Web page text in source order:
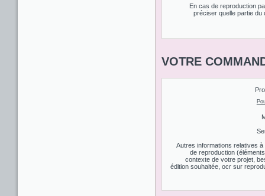
En cas de reproduction
préciser quelle partie du
VOTRE
Autres informations relatives
de reproduction
contexte de votre projet,
édition souhaitée, ocr sur